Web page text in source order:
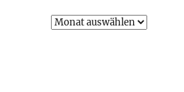
Archiv